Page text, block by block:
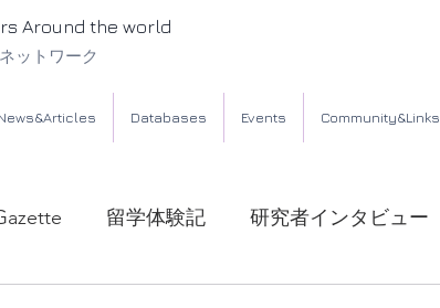
Around the world
ットワーク
Databases Events Community&Links
留学体験記 研究者インタビュー